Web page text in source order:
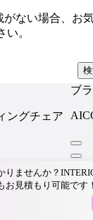
ない場合、お
い。
ングチェア
ブ
ませんか？
お見積もり可能です